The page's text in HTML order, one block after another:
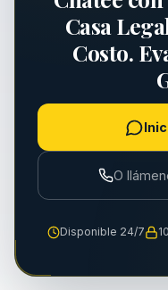
Casa
Costo.
O
Disponible 24/7